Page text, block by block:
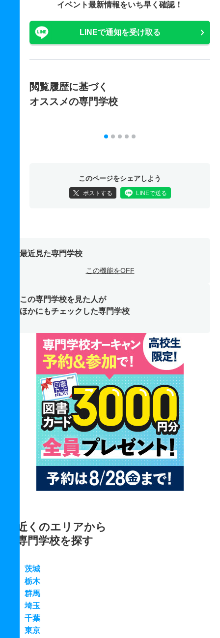
イベント最新情報をいち早く確認！
LINEで通知を受け取る
閲覧履歴に基づく
オススメの専門学校
このページをシェアしよう
ポストする LINEで送る
最近見た専門学校
この機能をOFF
この専門学校を見た人が
ほかにもチェックした専門学校
近くのエリアから
専門学校を探す
茨城
栃木
群馬
埼玉
千葉
東京